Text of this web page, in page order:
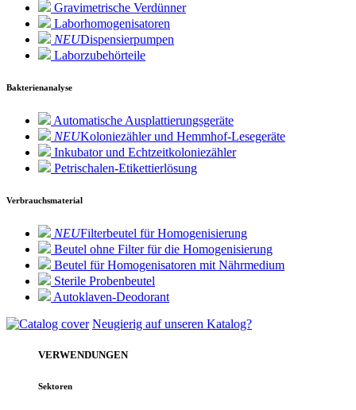
Gravimetrische Verdünner
Laborhomogenisatoren
NEUDispensierpumpen
Laborzubehörteile
Bakterienanalyse
Automatische Ausplattierungsgeräte
NEUKoloniezähler und Hemmhof-Lesegeräte
Inkubator und Echtzeitkoloniezähler
Petrischalen-Etikettierlösung
Verbrauchsmaterial
NEUFilterbeutel für Homogenisierung
Beutel ohne Filter für die Homogenisierung
Beutel für Homogenisatoren mit Nährmedium
Sterile Probenbeutel
Autoklaven-Deodorant
Neugierig auf unseren Katalog?
VERWENDUNGEN
Sektoren